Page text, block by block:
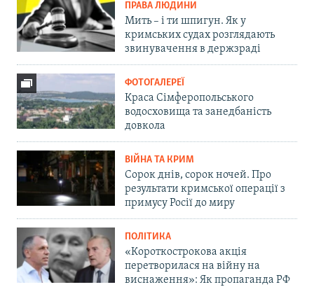
ПРАВА ЛЮДИНИ
Мить – і ти шпигун. Як у
кримських судах розглядають
звинувачення в держзраді
ФОТОГАЛЕРЕЇ
Краса Сімферопольського
водосховища та занедбаність
довкола
ВІЙНА ТА КРИМ
Сорок днів, сорок ночей. Про
результати кримської операції з
примусу Росії до миру
ПОЛІТИКА
«Короткострокова акція
перетворилася на війну на
виснаження»: Як пропаганда РФ